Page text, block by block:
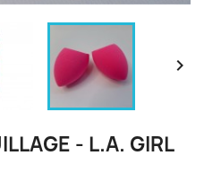

- L.A. GIRL